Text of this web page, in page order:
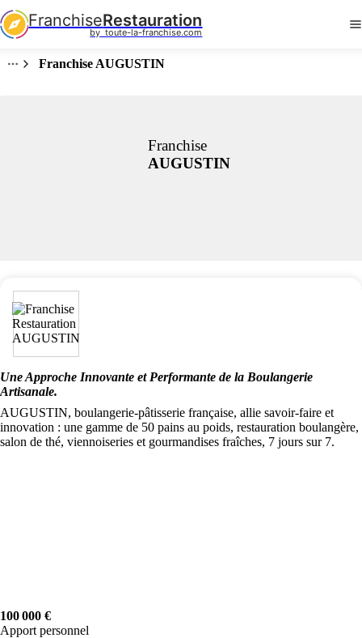
FranchiseRestauration
by  toute-la-franchise.com
Franchise AUGUSTIN
Franchise
AUGUSTIN
Une Approche Innovante et Performante de la Boulangerie
Artisanale.
AUGUSTIN, boulangerie-pâtisserie française, allie savoir-faire et
innovation : une gamme de 50 pains au poids, restauration boulangère,
salon de thé, viennoiseries et gourmandises fraîches, 7 jours sur 7.
100 000 €
Apport personnel